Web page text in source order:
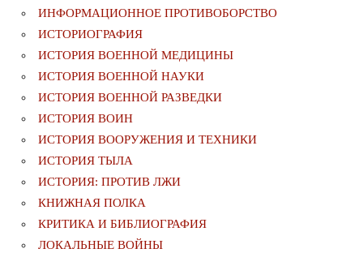
ИНФОРМАЦИОННОЕ ПРОТИВОБОРСТВО
ИСТОРИОГРАФИЯ
ИСТОРИЯ ВОЕННОЙ МЕДИЦИНЫ
ИСТОРИЯ ВОЕННОЙ НАУКИ
ИСТОРИЯ ВОЕННОЙ РАЗВЕДКИ
ИСТОРИЯ ВОИН
ИСТОРИЯ ВООРУЖЕНИЯ И ТЕХНИКИ
ИСТОРИЯ ТЫЛА
ИСТОРИЯ: ПРОТИВ ЛЖИ
КНИЖНАЯ ПОЛКА
КРИТИКА И БИБЛИОГРАФИЯ
ЛОКАЛЬНЫЕ ВОЙНЫ